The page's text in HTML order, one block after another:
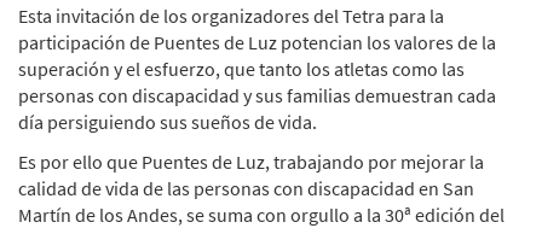
Esta invitación de los organizadores del Tetra para la
participación de Puentes de Luz potencian los valores de la
superación y el esfuerzo, que tanto los atletas como las
personas con discapacidad y sus familias demuestran cada
día persiguiendo sus sueños de vida.
Es por ello que Puentes de Luz, trabajando por mejorar la
calidad de vida de las personas con discapacidad en San
Martín de los Andes, se suma con orgullo a la 30ª edición del